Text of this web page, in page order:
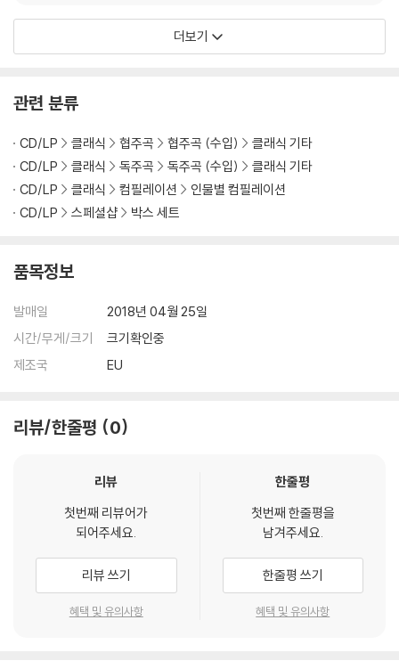
더보기
관련 분류
CD/LP 클래식 협주곡 협주곡 (수입)
클래식 기타
CD/LP
클래식 독주곡 독주곡 (수입)
클래식 기타
CD/LP
클래식 컴필레이션
인물별 컴필레이션
CD/LP
스페셜샵 박스 세트
품목정보
발매일
2018년 04월 25일
시간/무게/크기
크기확인중
제조국
EU
리뷰/한줄평 0
리뷰
첫번째 리뷰어가
되어주세요.
리뷰 쓰기
혜택 및 유의사항
한줄평
첫번째 한줄평을
남겨주세요.
한줄평 쓰기
혜택 및 유의사항